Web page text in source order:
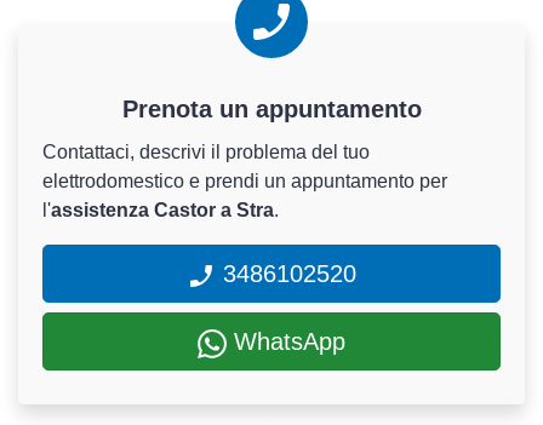
Prenota un appuntamento
Contattaci, descrivi il problema del tuo
elettrodomestico e prendi un appuntamento per
l'assistenza Castor a Stra.
3486102520
WhatsApp